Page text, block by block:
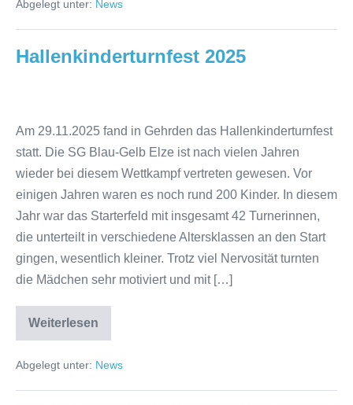
Elze
zur
Gürtelprüfung
an
Abgelegt unter: News
Hallenkinderturnfest 2025
Am 29.11.2025 fand in Gehrden das Hallenkinderturnfest
statt. Die SG Blau-Gelb Elze ist nach vielen Jahren
wieder bei diesem Wettkampf vertreten gewesen. Vor
einigen Jahren waren es noch rund 200 Kinder. In diesem
Jahr war das Starterfeld mit insgesamt 42 Turnerinnen,
die unterteilt in verschiedene Altersklassen an den Start
gingen, wesentlich kleiner. Trotz viel Nervosität turnten
die Mädchen sehr motiviert und mit […]
WeiterlesenHallenkinderturnfest
2025
Abgelegt unter: News